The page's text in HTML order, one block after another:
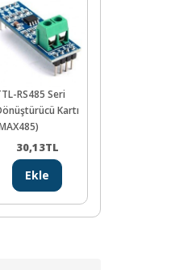
RS485 Seri
Kartı
30,13TL
Ekle